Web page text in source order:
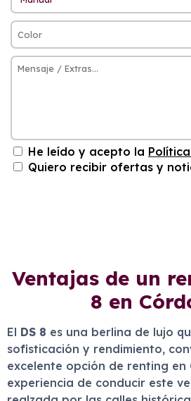
He leído y acepto la
Quiero recibir ofertas y
Ventajas de un
8 en
El DS 8 es una berlina de lujo
sofisticación y rendimiento,
excelente opción de renting en
experiencia de conducir este